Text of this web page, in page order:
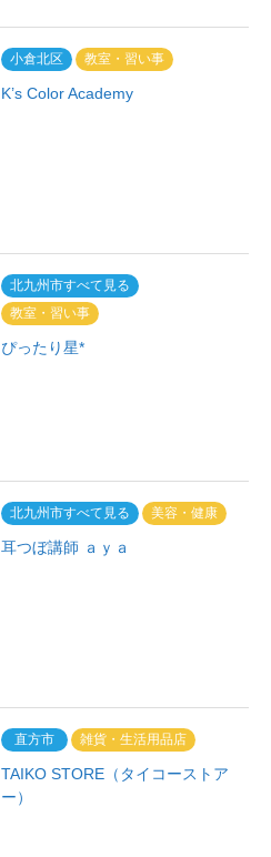
小倉北区 教室・習い事
K’s Color Academy
北九州市すべて見る
教室・習い事
ぴったり星*
北九州市すべて見る 美容・健康
耳つぼ講師 ａｙａ
直方市 雑貨・生活用品店
TAIKO STORE（タイコーストア
ー）